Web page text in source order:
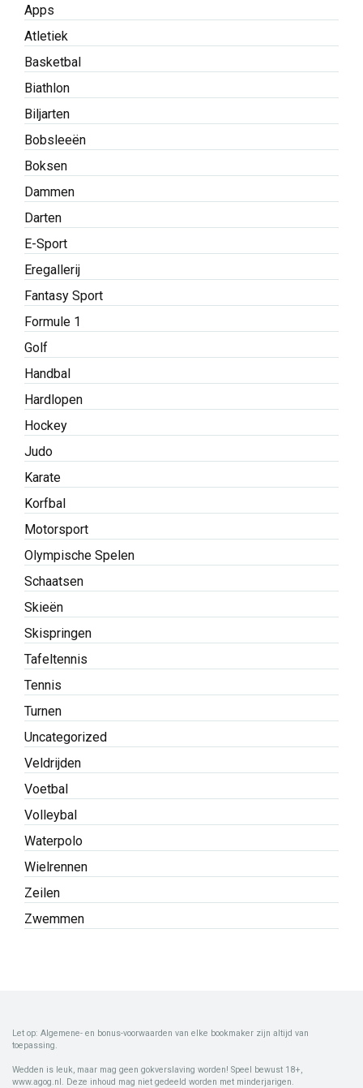
Apps
Atletiek
Basketbal
Biathlon
Biljarten
Bobsleeën
Boksen
Dammen
Darten
E-Sport
Eregallerij
Fantasy Sport
Formule 1
Golf
Handbal
Hardlopen
Hockey
Judo
Karate
Korfbal
Motorsport
Olympische Spelen
Schaatsen
Skieën
Skispringen
Tafeltennis
Tennis
Turnen
Uncategorized
Veldrijden
Voetbal
Volleybal
Waterpolo
Wielrennen
Zeilen
Zwemmen
Let op: Algemene- en bonus-voorwaarden van elke bookmaker zijn altijd van
toepassing.
Wedden is leuk, maar mag geen gokverslaving worden! Speel bewust 18+,
www.agog.nl. Deze inhoud mag niet gedeeld worden met minderjarigen.